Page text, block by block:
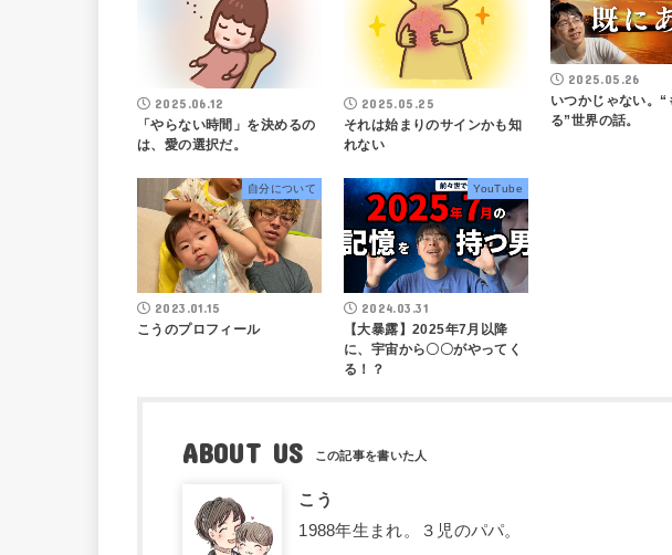
2025.06.12
「やらない時間」を決めるの
は、愛の選択だ。
2025.05.25
それは始まりのサインかも知
れない
2025.05.26
いつかじゃない。“
る”世界の話。
自分について
2023.01.15
こうのプロフィール
YouTube
2024.03.31
【大暴露】2025年7月以降
に、宇宙から〇〇がやってく
る！？
ABOUT US
こう
1988年生まれ。３児のパパ。